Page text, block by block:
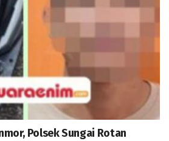
Polsek Sungai Rotan